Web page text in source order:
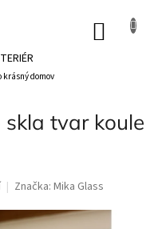
krásný domov
tvar koule
Značka: Mika Glass